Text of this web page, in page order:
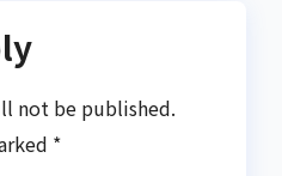
not be published.
*